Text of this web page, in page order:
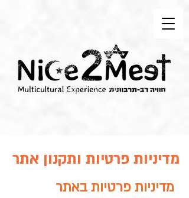
מדיניות פרטיות ותקנון אתר
מדיניות פרטיות באתר